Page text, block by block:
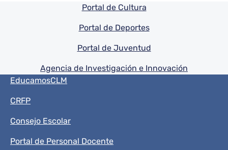
Pie de pagina información
Portal de Cultura
Portal de Deportes
Portal de Juventud
Agencia de Investigación e Innovación
Menú del pie
EducamosCLM
CRFP
Consejo Escolar
Portal de Personal Docente